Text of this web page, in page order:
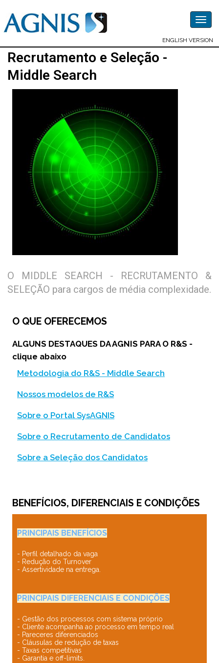
ENGLISH VERSION
Recrutamento e Seleção -
Middle Search
O MIDDLE SEARCH - RECRUTAMENTO &
SELEÇÃO para cargos de média complexidade.
O QUE OFERECEMOS
ALGUNS DESTAQUES DA AGNIS PARA O R&S -
clique abaixo
Metodologia do R&S - Middle Search
Nossos modelos de R&S
Sobre o Portal SysAGNIS
Sobre o Recrutamento de Candidatos
Sobre a Seleção dos Candidatos
BENEFÍCIOS, DIFERENCIAIS E CONDIÇÕES
PRINCIPAIS BENEFÍCIOS
- Perfil detalhado da vaga
- Redução do Turnover
- Assertividade na entrega.
PRINCIPAIS DIFERENCIAIS E CONDIÇÕES
- Gestão dos processos com sistema próprio
- Cliente acompanha ao processo em tempo real
- Pareceres diferenciados
- Cláusulas de redução de taxas
- Taxas competitivas
- Garantia e off-limits.